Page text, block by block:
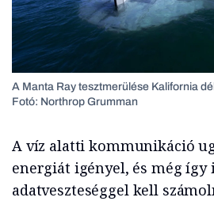
A Manta Ray tesztmerülése Kalifornia
Fotó: Northrop Grumman
A víz alatti kommunikáció
energiát igényel, és még így
adatveszteséggel kell